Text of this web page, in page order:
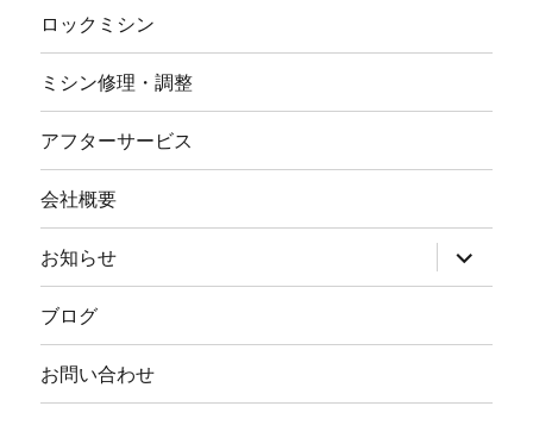
ロックミシン
ミシン修理・調整
アフターサービス
会社概要
お知らせ
ブ
メ
ー
開
ブログ
お問い合わせ